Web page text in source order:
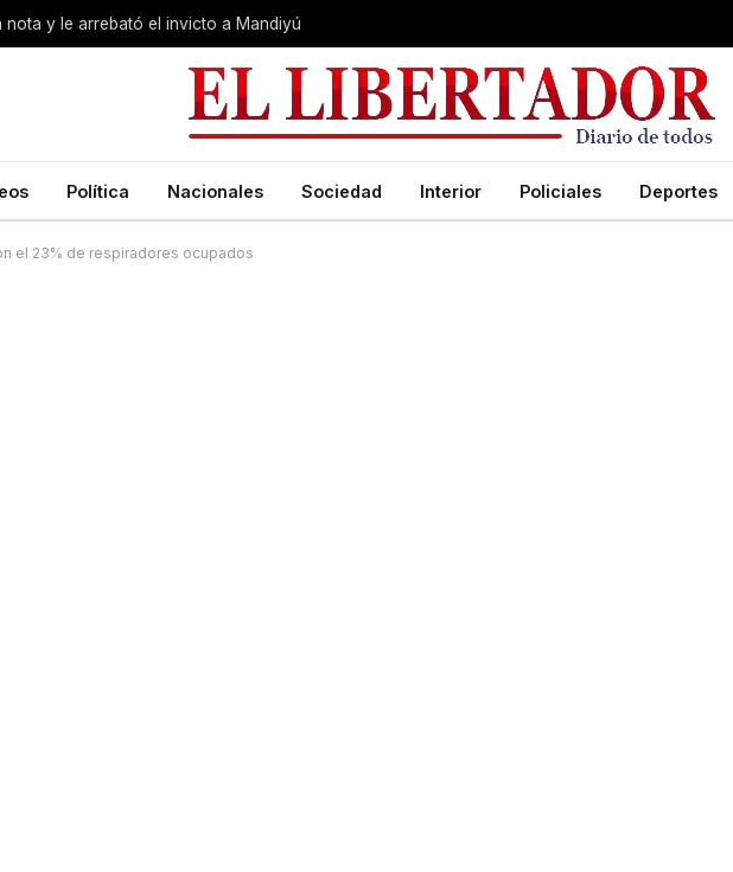
nota y le arrebató el invicto a Mandiyú
Política Nacionales Sociedad Interior Policiales Deportes
el 23% de respiradores ocupados